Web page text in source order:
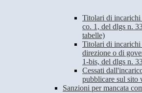
Titolari di
co. 1, del dlgs n.
tabelle)
Titolari di incarichi
direzione o di
1-bis, del dlgs n.
Cessati
pubblicare sul sito
Sanzioni per mancata